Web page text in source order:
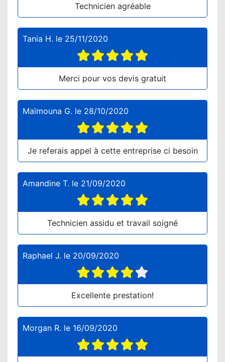
Technicien agréable
Tania H. le 25/11/2020
Merci pour vos devis gratuit
Maïmouna G. le 28/10/2020
Je referais appel à cette entreprise ci besoin
Amandine T. le 21/09/2020
Technicien assidu et travail soigné
Raphael J. le 20/09/2020
Excellente prestation!
Morgan R. le 16/09/2020